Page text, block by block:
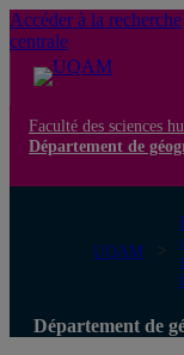
Accéder à la recherche
centrale
Faculté des sciences
Département de
UQAM
Département de